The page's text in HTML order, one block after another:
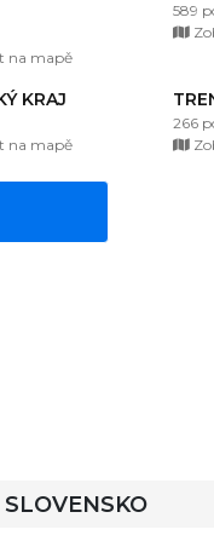
na mapě
589
KRAJ
na mapě
266